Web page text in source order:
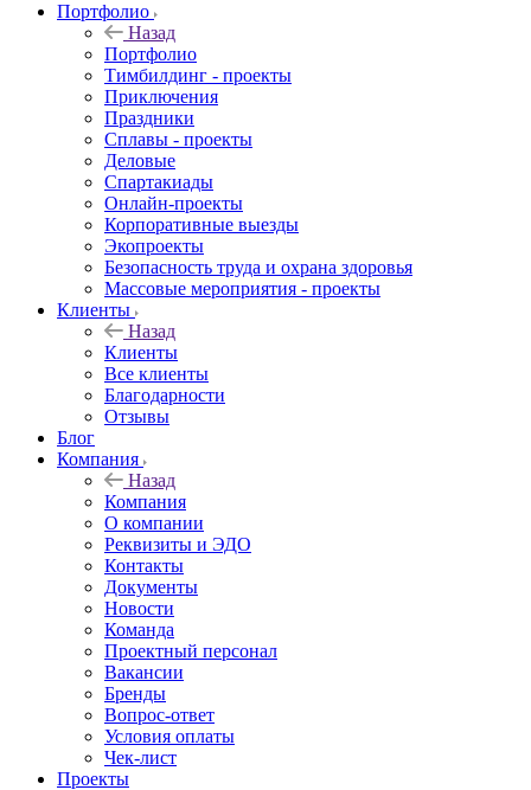
Портфолио
Назад
Портфолио
Тимбилдинг - проекты
Приключения
Праздники
Сплавы - проекты
Деловые
Спартакиады
Онлайн-проекты
Корпоративные выезды
Экопроекты
Безопасность труда и охрана здоровья
Массовые мероприятия - проекты
Клиенты
Назад
Клиенты
Все клиенты
Благодарности
Отзывы
Блог
Компания
Назад
Компания
О компании
Реквизиты и ЭДО
Контакты
Документы
Новости
Команда
Проектный персонал
Вакансии
Бренды
Вопрос-ответ
Условия оплаты
Чек-лист
Проекты